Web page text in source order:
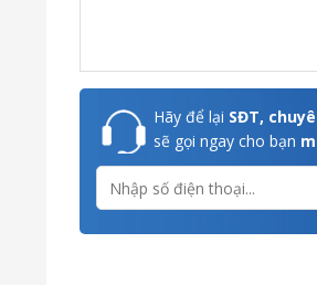
Hãy để lại SĐT,
sẽ gọi ngay cho bạn